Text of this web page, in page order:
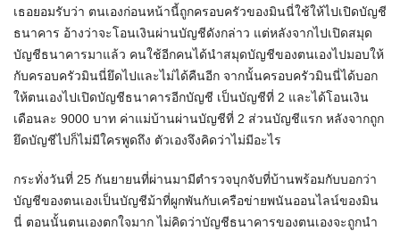
เธอยอมรับว่า ตนเองก่อนหน้านี้ถูกครอบครัวของมินนี่ใช้ให้ไปเปิดบัญชี
ธนาคาร อ้างว่าจะโอนเงินผ่านบัญชีดังกล่าว แต่หลังจากไปเปิดสมุด
บัญชีธนาคารมาแล้ว คนใช้อีกคนได้นำสมุดบัญชีของตนเองไปมอบให้
กับครอบครัวมินนี่ยึดไปและไม่ได้คืนอีก จากนั้นครอบครัวมินนี่ได้บอก
ให้ตนเองไปเปิดบัญชีธนาคารอีกบัญชี เป็นบัญชีที่ 2 และได้โอนเงิน
เดือนละ 9000 บาท ค่าแม่บ้านผ่านบัญชีที่ 2 ส่วนบัญชีแรก หลังจากถูก
ยึดบัญชีไปก็ไม่มีใครพูดถึง ตัวเองจึงคิดว่าไม่มีอะไร
กระทั่งวันที่ 25 กันยายนที่ผ่านมามีตำรวจบุกจับที่บ้านพร้อมกับบอกว่า
บัญชีของตนเองเป็นบัญชีม้าที่ผูกพันกับเครือข่ายพนันออนไลน์ของมิน
นี่ ตอนนั้นตนเองตกใจมาก ไม่คิดว่าบัญชีธนาคารของตนเองจะถูกนำ